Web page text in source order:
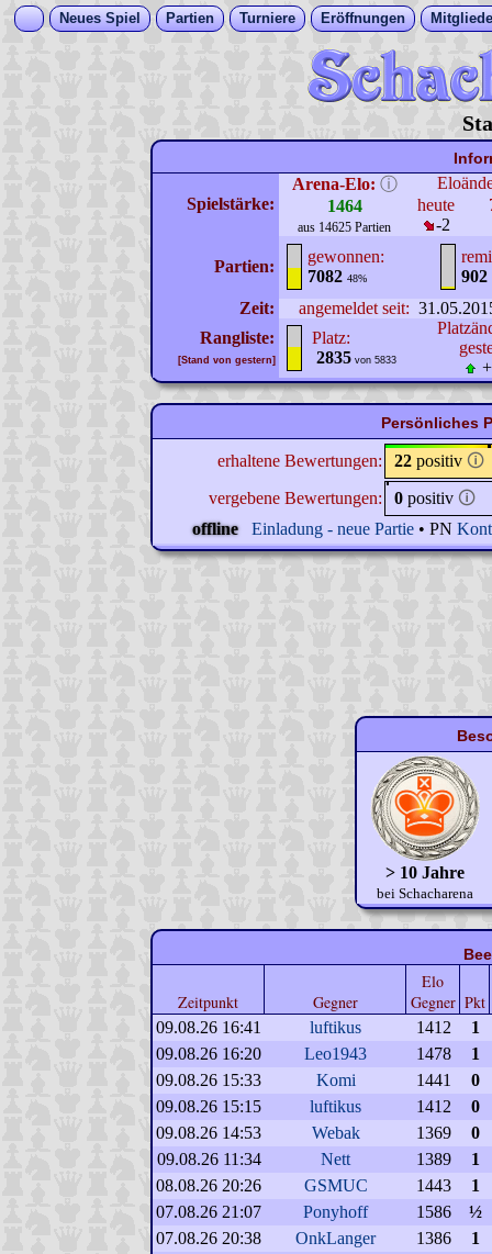
Neues Spiel Partien Turniere Eröffnungen
Spielstärke:
Arena-Elo: ⓘ
1464
aus 14625 Partien
heute
-2
Partien:
gewonnen:
7082 48%
902
Zeit:
angemeldet seit:
Rangliste:
[Stand von gestern]
Platz:
2835 von 5833
Persönliches
erhaltene Bewertungen: 22 positiv 🛈
vergebene Bewertungen:
0 positiv 🛈
offline
Einladung - neue Partie • PN
> 10 Jahre
bei Schacharena
Zeitpunkt Gegner
Elo
Gegner Pkt
09.08.26 16:41 luftikus 1412
1
09.08.26 16:20
Leo1943 1478
1
09.08.26 15:33
Komi 1441
0
09.08.26 15:15
luftikus 1412
0
09.08.26 14:53
Webak 1369
0
09.08.26 11:34
Nett 1389
1
08.08.26 20:26
GSMUC 1443
1
07.08.26 21:07
Ponyhoff 1586
½
07.08.26 20:38
OnkLanger 1386
1